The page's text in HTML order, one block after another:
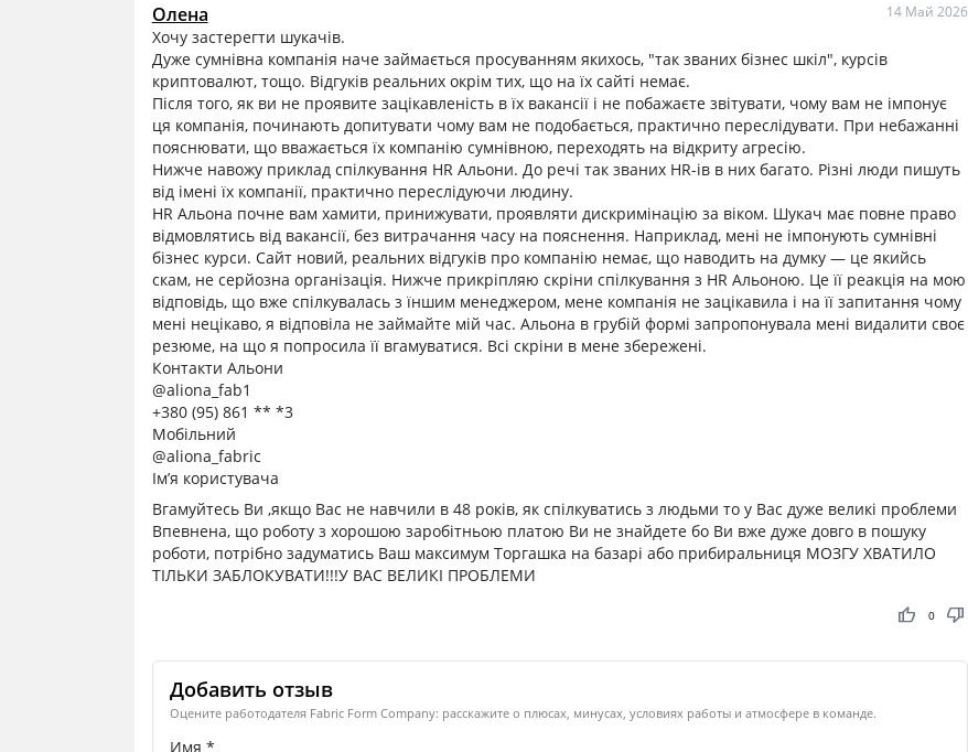
Олена 14 Май 2026
Хочу застерегти шукачів.
Дуже сумнівна компанія наче займається просуванням якихось, "так званих бізнес шкіл", курсів
криптовалют, тощо. Відгуків реальних окрім тих, що на їх сайті немає.
Після того, як ви не проявите зацікавленість в їх вакансії і не побажаєте звітувати, чому вам не імпонує
ця компанія, починають допитувати чому вам не подобається, практично переслідувати. При небажанні
пояснювати, що вважається їх компанію сумнівною, переходять на відкриту агресію.
Нижче навожу приклад спілкування HR Альони. До речі так званих HR-ів в них багато. Різні люди пишуть
від імені їх компанії, практично переслідуючи людину.
HR Альона почне вам хамити, принижувати, проявляти дискримінацію за віком. Шукач має повне право
відмовлятись від вакансії, без витрачання часу на пояснення. Наприклад, мені не імпонують сумнівні
бізнес курси. Сайт новий, реальних відгуків про компанію немає, що наводить на думку — це якийсь
скам, не серйозна організація. Нижче прикріпляю скріни спілкування з HR Альоною. Це її реакція на мою
відповідь, що вже спілкувалась з їншим менеджером, мене компанія не зацікавила і на її запитання чому
мені нецікаво, я відповіла не займайте мій час. Альона в грубій формі запропонувала мені видалити своє
резюме, на що я попросила її вгамуватися. Всі скріни в мене збережені.
Контакти Альони
@aliona_fab1
+380 (95) 861 ** *3
Мобільний
@aliona_fabric
Ім’я користувача
Вгамуйтесь Ви ,якщо Вас не навчили в 48 років, як спілкуватись з людьми то у Вас дуже великі проблеми
Впевнена, що роботу з хорошою заробітньою платою Ви не знайдете бо Ви вже дуже довго в пошуку
роботи, потрібно задуматись Ваш максимум Торгашка на базарі або прибиральниця МОЗГУ ХВАТИЛО
ТІЛЬКИ ЗАБЛОКУВАТИ!!!У ВАС ВЕЛИКІ ПРОБЛЕМИ
thumb_up thumb_down
0
Добавить отзыв
Оцените работодателя Fabric Form Company: расскажите о плюсах, минусах, условиях работы и атмосфере в команде.
Имя *